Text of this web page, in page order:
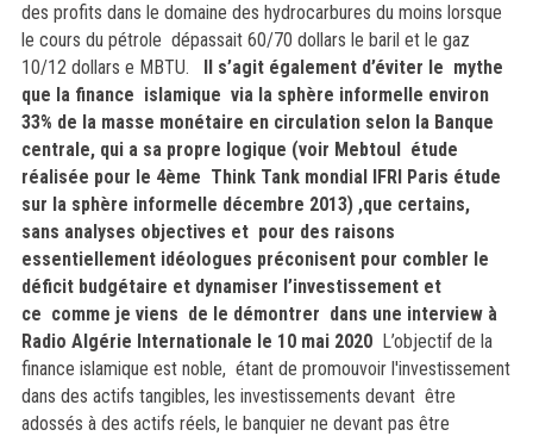
des profits dans le domaine des hydrocarbures du moins lorsque
le cours du pétrole dépassait 60/70 dollars le baril et le gaz
10/12 dollars e MBTU. Il s’agit également d’éviter le mythe
que la finance islamique via la sphère informelle environ
33% de la masse monétaire en circulation selon la Banque
centrale, qui a sa propre logique (voir Mebtoul étude
réalisée pour le 4ème Think Tank mondial IFRI Paris étude
sur la sphère informelle décembre 2013) ,que certains,
sans analyses objectives et pour des raisons
essentiellement idéologues préconisent pour combler le
déficit budgétaire et dynamiser l’investissement et
ce comme je viens de le démontrer dans une interview à
Radio Algérie Internationale le 10 mai 2020 L’objectif de la
finance islamique est noble, étant de promouvoir l'investissement
dans des actifs tangibles, les investissements devant être
adossés à des actifs réels, le banquier ne devant pas être